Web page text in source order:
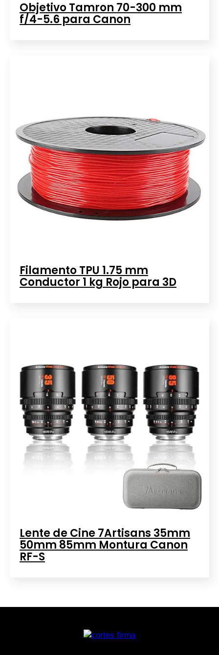
Objetivo Tamron 70-300 mm
f/4-5.6 para Canon
Filamento TPU 1.75 mm
Conductor 1 kg Rojo para 3D
Lente de Cine 7Artisans 35mm
50mm 85mm Montura Canon
RF-S